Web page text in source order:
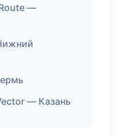
—
— Казань